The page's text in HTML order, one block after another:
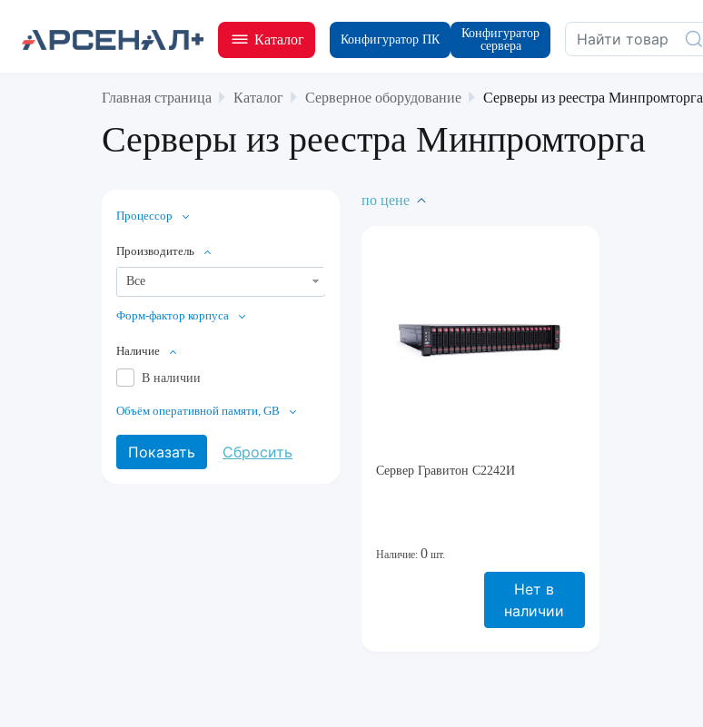
Каталог Конфигуратор ПК
Конфигуратор
сервера
Главная страница Каталог Серверное оборудование Серверы из реестра Минпромторга
Серверы из реестра Минпромторга
Процессор
Производитель
Все
Форм-фактор корпуса
Наличие
В наличии
Объём оперативной памяти, GB
по цене
Сервер Гравитон С2242И
Наличие: 0 шт.
Нет в
наличии